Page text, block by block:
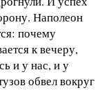
Наполеон
почему
к вечеру,
и у нас, и у
обвел вокруг